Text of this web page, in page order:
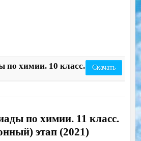
по химии. 10 класс. Скачать
по химии. 11 класс.
этап (2021)